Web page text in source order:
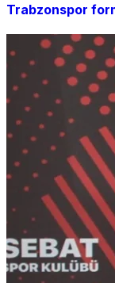
Trabzonspor